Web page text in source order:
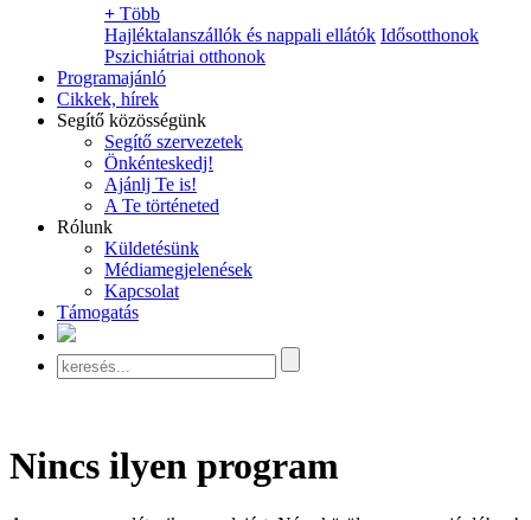
+ Több
Hajléktalanszállók és nappali ellátók Idősotthonok
Pszichiátriai otthonok
Programajánló
Cikkek, hírek
Segítő közösségünk
Segítő szervezetek
Önkénteskedj!
Ajánlj Te is!
A Te történeted
Rólunk
Küldetésünk
Médiamegjelenések
Kapcsolat
Támogatás
Nincs ilyen program